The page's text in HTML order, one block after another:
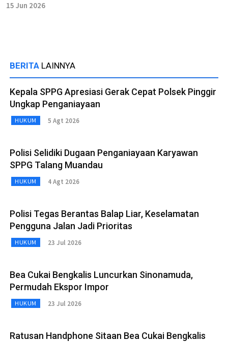
15 Jun 2026
BERITA LAINNYA
Kepala SPPG Apresiasi Gerak Cepat Polsek Pinggir
Ungkap Penganiayaan
HUKUM 5 Agt 2026
Polisi Selidiki Dugaan Penganiayaan Karyawan
SPPG Talang Muandau
HUKUM 4 Agt 2026
Polisi Tegas Berantas Balap Liar, Keselamatan
Pengguna Jalan Jadi Prioritas
HUKUM 23 Jul 2026
Bea Cukai Bengkalis Luncurkan Sinonamuda,
Permudah Ekspor Impor
HUKUM 23 Jul 2026
Ratusan Handphone Sitaan Bea Cukai Bengkalis